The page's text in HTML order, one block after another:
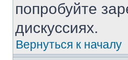
попробуйте
дискуссиях.
Вернуться к началу